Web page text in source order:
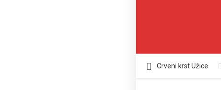
Crveni krst Užice